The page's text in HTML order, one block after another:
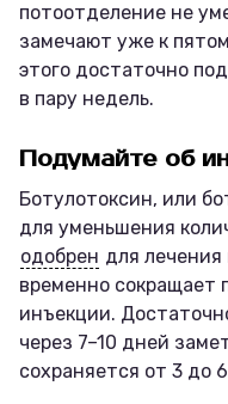
потоотделение не
замечают уже к
этого достаточно
в пару недель.
Подумайте об
Ботулотоксин, или
для уменьшения
одобрен для лечения
временно сокращает
инъекции.
через 7–10 дней
сохраняется от 3 до